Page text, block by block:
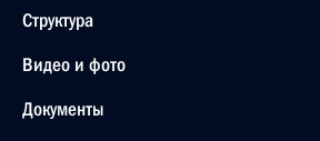
Структура
Видео и фото
Документы